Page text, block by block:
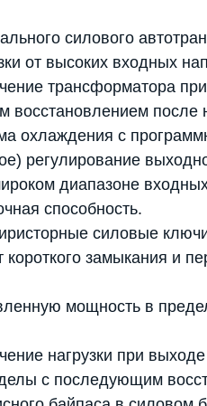
силового
от высоких входных
трансформатора
восстановлением после
охлаждения с
регулирование
диапазоне
способность.
силовые
замыкания и
мощность в
нагрузки при
с последующим